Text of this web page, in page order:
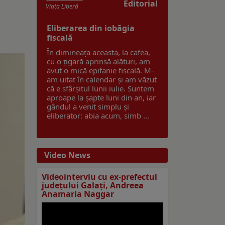
Editorial
Viaţa Liberă
Eliberarea din iobăgia
fiscală
În dimineața aceasta, la cafea,
cu o țigară aprinsă alături, am
avut o mică epifanie fiscală. M-
am uitat în calendar și am văzut
că e sfârșitul lunii iulie. Suntem
aproape la șapte luni din an, iar
gândul a venit simplu și
eliberator: abia acum, simb ...
Video News
Videointerviu cu ex-prefectul
judeţului Galaţi, Andreea
Anamaria Naggar